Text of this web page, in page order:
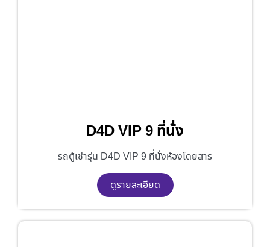
D4D VIP 9 ที่นั่ง
รถตู้เช่ารุ่น D4D VIP 9 ที่นั่งห้องโดยสาร
ดูรายละเอียด